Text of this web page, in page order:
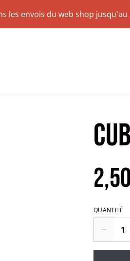
les envois du web shop
QUANTITÉ